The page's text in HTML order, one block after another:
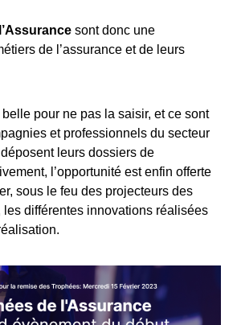
sont donc une
de l’assurance et de leurs
belle pour ne pas la saisir, et ce sont
et professionnels du secteur
leurs dossiers de
l’opportunité est enfin offerte
sous le feu des projecteurs des
les différentes innovations réalisées